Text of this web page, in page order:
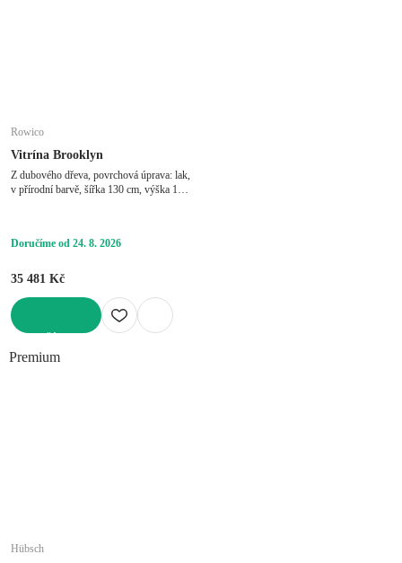
Rowico
Vitrína Brooklyn
Z dubového dřeva, povrchová úprava: lak,
v přírodní barvě, šířka 130 cm, výška 150
Doručíme od 24. 8. 2026
35 481 Kč
Premium
Hübsch